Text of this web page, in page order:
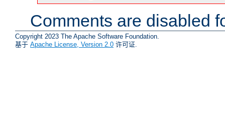
Comments are disabled
Copyright 2023 The Apache Software Foundation.
基于 Apache License, Version 2.0 许可证.